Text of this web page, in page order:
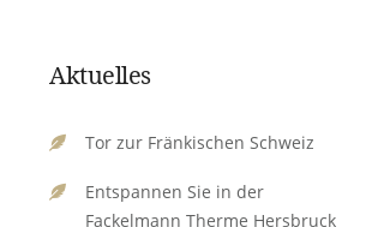
Aktuelles
Tor zur Fränkischen Schweiz
Entspannen Sie in der
Fackelmann Therme Hersbruck